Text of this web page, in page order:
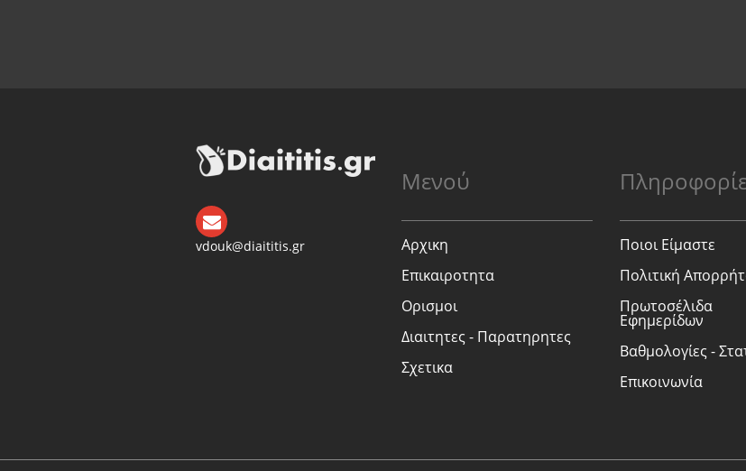
vdouk@diaititis.gr
Μενού
Αρχικη
Επικαιροτητα
Ορισμοι
Διαιτητες - Παρατηρητες
Σχετικα
Ποιοι Είμαστε
Πολιτική
Πρωτοσέλιδα
Εφημερίδων
Βαθμολογίες -
Επικοινωνία